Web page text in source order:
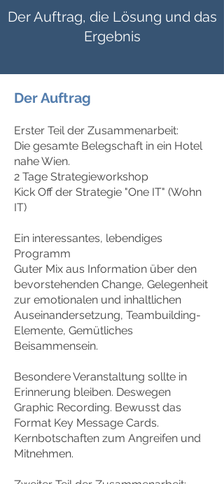
Der Auftrag, die Lösung und das
Ergebnis
Der Auftrag
Erster Teil der Zusammenarbeit:
Die gesamte Belegschaft in ein Hotel
nahe Wien.
2 Tage Strategieworkshop
Kick Off der Strategie "One IT" (Wohn
IT)
Ein interessantes, lebendiges
Programm
Guter Mix aus Information über den
bevorstehenden Change, Gelegenheit
zur emotionalen und inhaltlichen
Auseinandersetzung, Teambuilding-
Elemente, Gemütliches
Beisammensein.
Besondere Veranstaltung sollte in
Erinnerung bleiben. Deswegen
Graphic Recording. Bewusst das
Format Key Message Cards.
Kernbotschaften zum Angreifen und
Mitnehmen.